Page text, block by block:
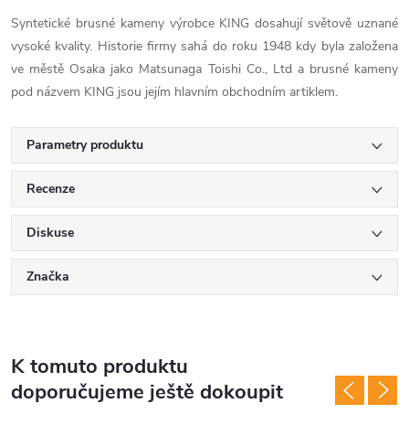
Syntetické brusné kameny výrobce KING dosahují světově uznané
vysoké kvality. Historie firmy sahá do roku 1948 kdy byla založena
ve městě Osaka jako Matsunaga Toishi Co., Ltd a brusné kameny
pod názvem KING jsou jejím hlavním obchodním artiklem.
Parametry produktu
Recenze
Diskuse
Značka
K tomuto produktu
doporučujeme ještě dokoupit